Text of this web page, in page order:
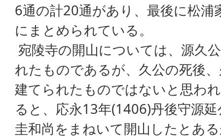
6通の計20通があり、最後に松
にまとめられている。
宛陵寺の開山については、源久
れたものであるが、久公の死後
建てられたものではないと思わ
ると、応永13年(1406)丹後守源
圭和尚をまねいて開山したとあ